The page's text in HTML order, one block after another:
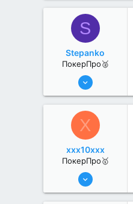
0
S
Stepanko
ПокерПро🥈
13 Июн 2022
1
X
xxx10xxx
ПокерПро🥇
13 Июн 2022